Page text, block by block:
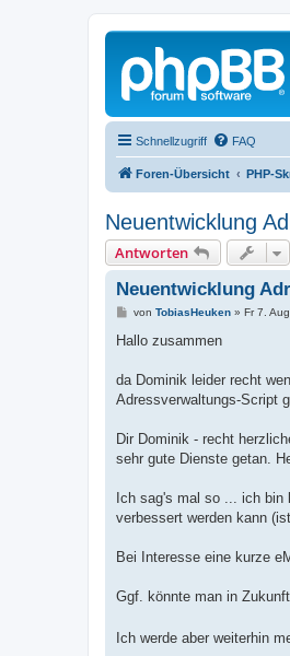
Schnellzugriff FAQ
Foren-Übersicht PHP-
Neuentwicklung
Antworten
Neuentwicklung
B
i
a
von TobiasHeuken» Fr 7.
Hallo zusammen
da Dominik leider recht
Adressverwaltungs-Script
Dir Dominik - recht
sehr gute Dienste getan.
Ich sag's mal so ... ich bin
verbessert werden kann
Bei Interesse eine kurze
Ggf. könnte man in
Ich werde aber weiterhin